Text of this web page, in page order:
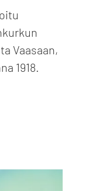
Vaasaan,
1918.